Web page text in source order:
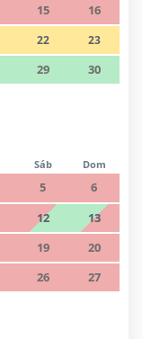
15
16
22
23
29
30
Sáb Dom
5
6
12
13
19
20
26
27